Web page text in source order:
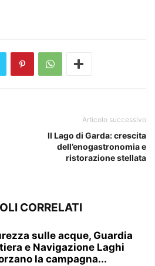
Articolo successivo
Il Lago di Garda: crescita
dell’enogastronomia e
ristorazione stellata
CORRELATI
sulle acque, Guardia
e Navigazione Laghi
la campagna...